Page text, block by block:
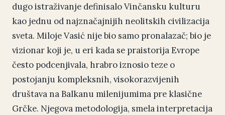
dugo istraživanje definisalo Vinčansku kulturu
kao jednu od najznačajnijih neolitskih civilizacija
sveta. Miloje Vasić nije bio samo pronalazač; bio je
vizionar koji je, u eri kada se praistorija Evrope
često podcenjivala, hrabro iznosio teze o
postojanju kompleksnih, visokorazvijenih
društava na Balkanu milenijumima pre klasične
Grčke. Njegova metodologija, smela interpretacija